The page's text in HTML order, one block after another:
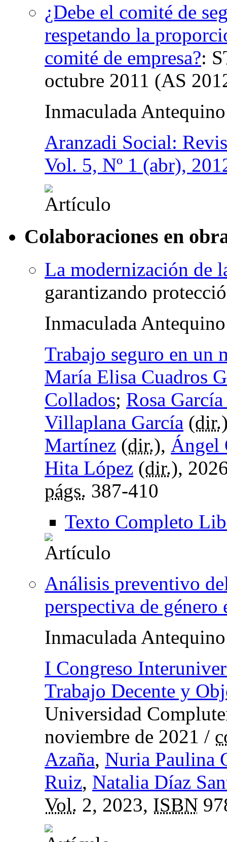
¿Debe el comité de
respetando la
comité de empresa?:
octubre 2011 (AS
Inmaculada
Aranzadi Social:
Vol. 5, Nº 1 (abr),
Colaboraciones en
La modernización de
garantizando
Inmaculada
Trabajo seguro en un
María Elisa Cuadros
Collados; Rosa
Villaplana García (dir.
Martínez (dir.), Ángel
Hita López (dir.),
págs. 387-410
Texto Completo
Análisis preventivo
perspectiva de
Inmaculada
I Congreso
Trabajo Decente y
Universidad
noviembre de 2021 /
Azaña, Nuria Paulina
Ruiz, Natalia Díaz
Vol. 2, 2023, ISBN